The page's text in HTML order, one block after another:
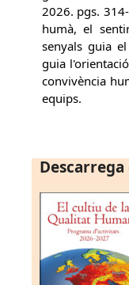
2026. pgs.
humà, el
senyals guia
guia
convivència
equips.